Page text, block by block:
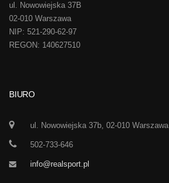
ul. Nowowiejska 37B
02-010 Warszawa
NIP: 521-290-62-97
REGON: 140627510
BIURO
ul. Nowowiejska 37b, 02-010 Warszawa
502-733-646
info@realsport.pl